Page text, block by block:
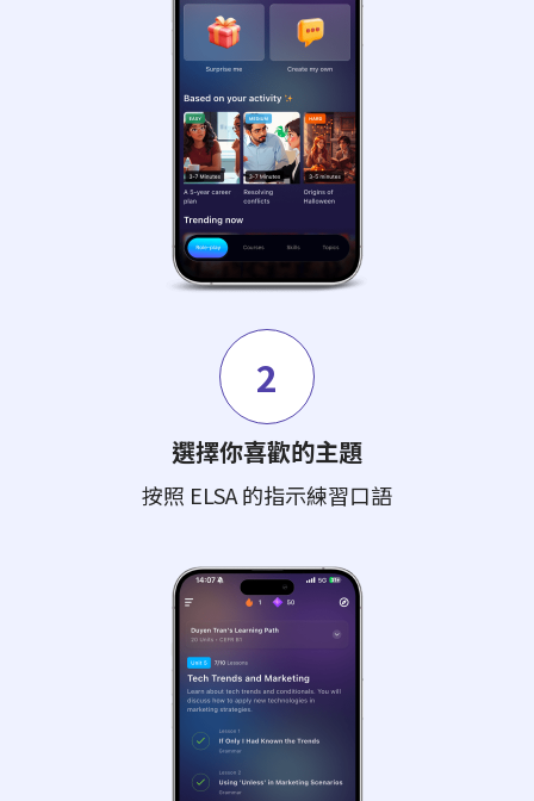
2
選擇你喜歡的主題
按照 ELSA 的指示練習口語